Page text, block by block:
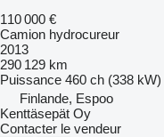
110 000 €
Camion hydrocureur
2013
290 129 km
Puissance 460 ch (338 kW)
Finlande, Espoo
Kenttäsepät Oy
Contacter le vendeur